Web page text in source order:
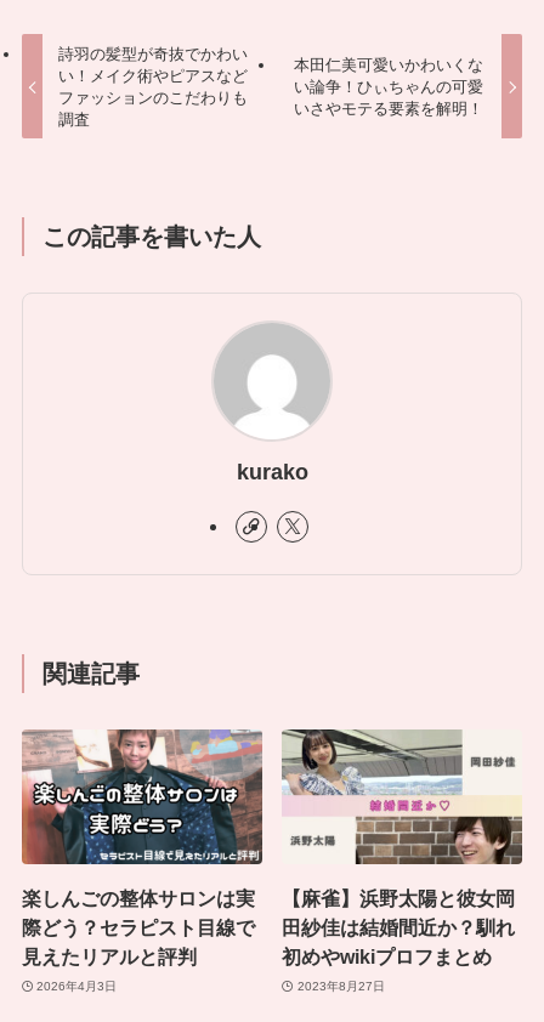
詩羽の髪型が奇抜でかわい
い！メイク術やピアスなど
ファッションのこだわりも
調査
本田仁美可愛いかわいくな
い論争！ひぃちゃんの可愛
いさやモテる要素を解明！
この記事を書いた人
kurako
関連記事
楽しんごの整体サロンは実
際どう？セラピスト目線で
見えたリアルと評判
2026年4月3日
【麻雀】浜野太陽と彼女岡
田紗佳は結婚間近か？馴れ
初めやwikiプロフまとめ
2023年8月27日